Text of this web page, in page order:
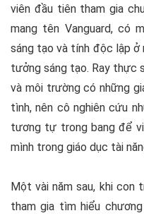
viên đầu tiên tham gia
mang tên Vanguard, có
sáng tạo và tính độc lập ở
tưởng sáng tạo. Ray thực
và môi trường có những
tình, nên cô nghiên cứu
tương tự trong bang để
mình trong giáo dục tài
Một vài năm sau, khi con
tham gia tìm hiểu